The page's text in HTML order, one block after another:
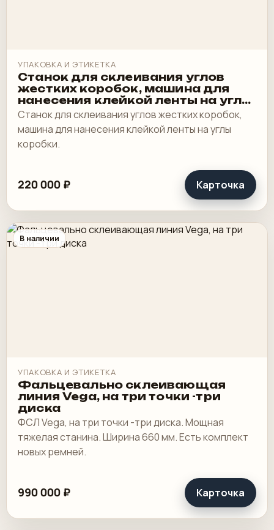
УПАКОВКА И ЭТИКЕТКА
Станок для склеивания углов
жестких коробок, машина для
нанесения клейкой ленты на углы
коробки
Станок для склеивания углов жестких коробок,
машина для нанесения клейкой ленты на углы
коробки.
220 000 ₽ Карточка
В наличии
УПАКОВКА И ЭТИКЕТКА
Фальцевально склеивающая
линия Vega, на три точки -три
диска
ФСЛ Vega, на три точки -три диска. Мощная
тяжелая станина. Ширина 660 мм. Есть комплект
новых ремней.
990 000 ₽ Карточка